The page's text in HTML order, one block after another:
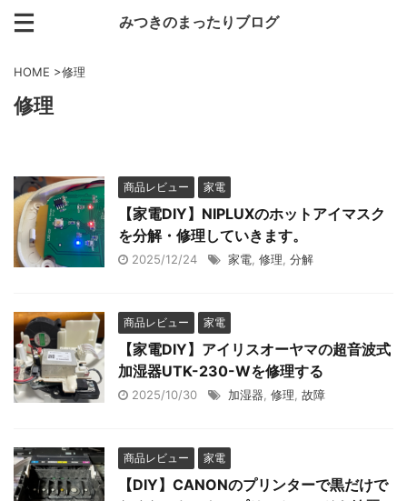
みつきのまったりブログ
HOME >修理
修理
商品レビュー 家電
【家電DIY】NIPLUXのホットアイマスク
を分解・修理していきます。
2025/12/24 家電 修理 分解
商品レビュー 家電
【家電DIY】アイリスオーヤマの超音波式
加湿器UTK-230-Wを修理する
2025/10/30 加湿器 修理 故障
商品レビュー 家電
【DIY】CANONのプリンターで黒だけで